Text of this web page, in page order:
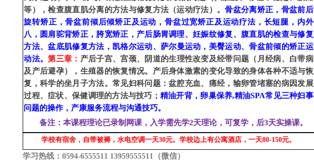
等），检查腹直肌分离的方法与修复方法（运动疗法）。骨盆分离矫正，骨盆前后
旋转矫正，骨盆前倾后倾矫正及运动，骨盆过宽矫正及运动疗法，长短腿，内外
八，圆肩驼背矫正，胯宽矫正，产后肠胃调理、妊娠纹修复、 腹直肌的检查与修复
方法、盆底肌修复方法， 凯格尔运动、萨尔曼运动，美臀运动、骨盆前倾的矫正运
动法。第三章： 产后子宫、宫颈、 阴道的生理性改变及经带问题（月经病、 白带病
及产后避孕），生殖器的恢复情况。产后身体激素的变化导致的身体各种不适与恢
复，科学的坐月子方法。常见妇科问题：盆腔充血、 痛经， 输卵管堵塞的病因发展
过程、症状、 保健调理的方法与技巧； 精油开背，卵巢保养,精油SPA常见三种妇事
问题的操作，产康服务流程与沟通技巧。
备注：本课程理论已录制网课，入学需先学2天理论，可复学，后3天实操课。
学校有宿舍，自带被褥，水电空调一天30元。学校边上有公寓酒店，一天80-150元。
学习热线：0594-6555511 13959555511（微信）